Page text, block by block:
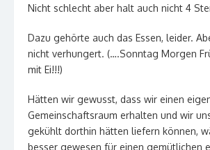
Nicht schlecht aber halt auch nicht 4
Dazu gehörte auch das Essen, leider.
nicht verhungert. (….Sonntag Morgen
mit Ei!!!)
Hätten wir gewusst, dass wir einen
Gemeinschaftsraum erhalten und wir
gekühlt dorthin hätten liefern können,
besser gewesen für einen gemütlichen